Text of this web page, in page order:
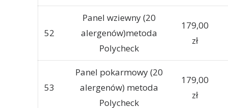
52
Panel wziewny (20
alergenów)metoda
Polycheck
179,00
zł
53
Panel pokarmowy (20
alergenów) metoda
Polycheck
179,00
zł